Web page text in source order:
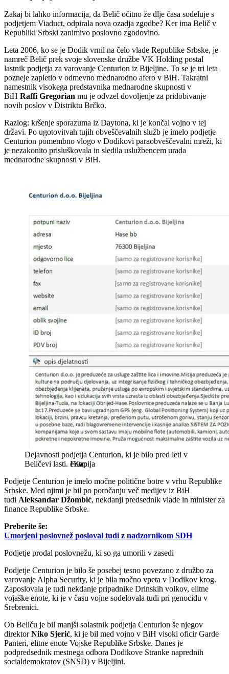
Zakaj bi lahko informacija, da Belič očitno že dlje časa sodeluje s
podjetjem Viaduct, odpirala nova ozadja zgodbe? Ker ima Belič v
Republiki Srbski zanimivo poslovno zgodovino.
Leta 2006, ko se je Dodik vrnil na čelo vlade Republike Srbske, je
namreč Belič prek svoje slovenske družbe VK Holding postal
lastnik podjetja za varovanje Centurion iz Bijeljine. To se je tri leta
pozneje zapletlo v odmevno mednarodno afero v BiH. Takratni
namestnik visokega predstavnika mednarodne skupnosti v
BiH Raffi Gregorian mu je odvzel dovoljenje za pridobivanje
novih poslov v Distriktu Brčko.
Razlog: kršenje sporazuma iz Daytona, ki je končal vojno v tej
državi. Po ugotovitvah tujih obveščevalnih služb je imelo podjetje
Centurion pomembno vlogo v Dodikovi paraobveščevalni mreži, ki
je nezakonito prisluškovala in sledila uslužbencem urada
mednarodne skupnosti v BiH.
Dejavnosti podjetja Centurion, ki je bilo pred leti v
Beličevi lasti. eKapija
Podjetje Centurion je imelo močne politične botre v vrhu Republike
Srbske. Med njimi je bil po poročanju več medijev iz BiH
tudi Aleksandar Džombić, nekdanji predsednik vlade in minister za
finance Republike Srbske.
Preberite še:
Umorjeni poslovnež posloval tudi z nadzornikom SDH
Podjetje prodal poslovnežu, ki so ga umorili v zasedi
Podjetje Centurion je bilo še posebej tesno povezano z družbo za
varovanje Alpha Security, ki je bila močno vpeta v Dodikov krog.
Zaposlovala je tudi nekdanje pripadnike Drinskih volkov, elitne
vojaške enote, ki je v času vojne sodelovala tudi pri genocidu v
Srebrenici.
Ob Beliču je bil manjši solastnik podjetja Centurion še njegov
direktorNiko Sjerić, ki je bil med vojno v BiH visoki oficir Garde
Panteri, elitne enote Vojske Republike Srbske. Danes je
podpredsednik mestnega odbora Dodikove Stranke naprednih
socialdemokratov (SNSD) v Bijeljini.